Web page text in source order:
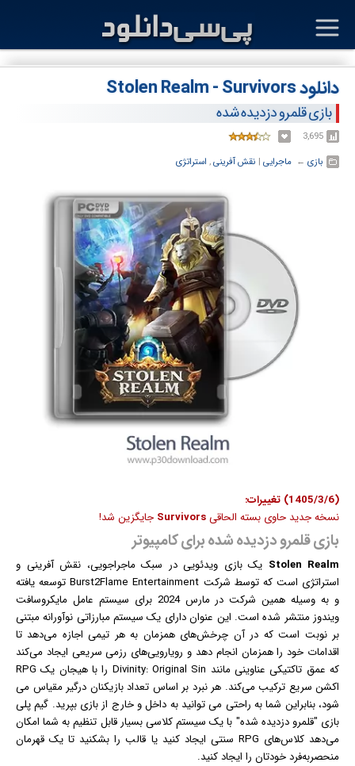
دانلود Stolen Realm - Survivors
بازی قلمرو دزدیده شده
3,695
بازی ← ‏ ماجرایی ‏| نقش آفرینی, استراتژی
(1405/3/6) تغییرات:
نسخه جدید حاوی بسته الحاقیSurvivors جایگزین شد!
بازی قلمرو دزدیده شده برای کامپیوتر
Stolen Realm یکبازی ویدئویی در سبک ماجراجویی، نقش آفرینی و
استراتژی است که توسط شرکت Burst2Flame Entertainment توسعه یافته
و به وسیله همین شرکت در مارس 2024 برای سیستم عامل مایکروسافت
ویندوز منتشر شده است. این عنوان دارای یک سیستم مبارزاتی نوآورانه مبتنی
بر نوبت است که در آن چرخش‌های همزمان به هر تیمی اجازه می‌دهد تا
اقدامات خود را همزمان انجام دهد و رویارویی‌های رزمی سریعی ایجاد می‌کند
که عمق تاکتیکی عناوینی مانند Divinity: Original Sin را با هیجان یک RPG
اکشن سریع ترکیب می‌کند. هر نبرد بر اساس تعداد بازیکنان درگیر مقیاس می
شود، بنابراین شما به راحتی می توانید به داخل و خارج از بازی بپرید. گیم پلی
بازی "قلمرو دزدیده شده" با یک سیستم کلاسی بسیار قابل تنظیم به شما امکان
می‌دهد کلاس‌های RPG سنتی ایجاد کنید یا قالب را بشکنید تا یک قهرمان
منحصربه‌فرد خودتان را ایجاد کنید.